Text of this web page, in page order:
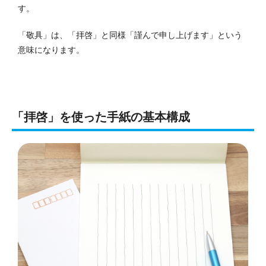
す。
「敬具」は、「拝啓」と同様「謹んで申し上げます」という
意味になります。
「拝啓」を使った手紙の基本構成